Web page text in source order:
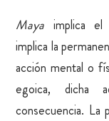
Maya implica el
implica la
acción mental o
egoica, dicha
consecuencia. La